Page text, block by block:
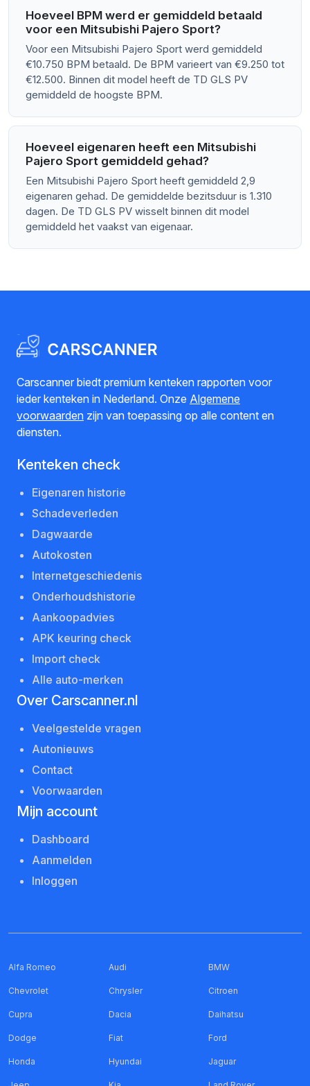
Hoeveel BPM werd er gemiddeld betaald
voor een Mitsubishi Pajero Sport?
Voor een Mitsubishi Pajero Sport werd gemiddeld
€10.750 BPM betaald. De BPM varieert van €9.250 tot
€12.500. Binnen dit model heeft de TD GLS PV
gemiddeld de hoogste BPM.
Hoeveel eigenaren heeft een Mitsubishi
Pajero Sport gemiddeld gehad?
Een Mitsubishi Pajero Sport heeft gemiddeld 2,9
eigenaren gehad. De gemiddelde bezitsduur is 1.310
dagen. De TD GLS PV wisselt binnen dit model
gemiddeld het vaakst van eigenaar.
Carscanner biedt premium kenteken rapporten voor
ieder kenteken in Nederland. Onze Algemene
voorwaarden zijn van toepassing op alle content en
diensten.
Kenteken check
Eigenaren historie
Schadeverleden
Dagwaarde
Autokosten
Internetgeschiedenis
Onderhoudshistorie
Aankoopadvies
APK keuring check
Import check
Alle auto-merken
Over Carscanner.nl
Veelgestelde vragen
Autonieuws
Contact
Voorwaarden
Mijn account
Dashboard
Aanmelden
Inloggen
Alfa Romeo Audi BMW
Chevrolet Chrysler Citroen
Cupra Dacia Daihatsu
Dodge Fiat Ford
Honda Hyundai Jaguar